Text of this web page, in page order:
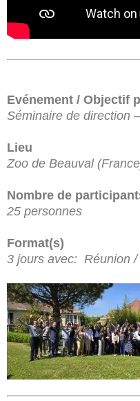
Evénement / Objectif
Séminaire de direction
Lieu
Zoo de Beauval
Nombre de
25 personnes
Format(s)
3 jours avec: Réunion